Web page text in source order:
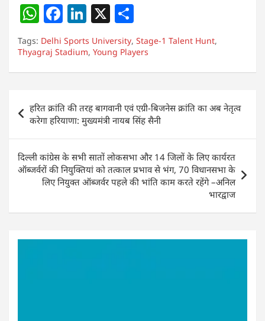
W
h
at
s
p
p
F
a
c
e
o
o
k
Li
n
k
e
n
X
h
ar
e
Tags: Delhi Sports University, Stage-1 Talent Hunt,
Thyagraj Stadium, Young Players
Post
navigation
हरित क्रांति की तरह बागवानी एवं एग्री-बिजनेस क्रांति का अब नेतृत्व
करेगा हरियाणा: मुख्यमंत्री नायब सिंह सैनी
दिल्ली कांग्रेस के सभी सातों लोकसभा और 14 जिलों के लिए कार्यरत
ऑब्जर्वरों की नियुक्तियां को तत्काल प्रभाव से भंग, 70 विधानसभा के
लिए नियुक्त ऑब्जर्वर पहले की भांति काम करते रहेंगे –अनिल
भारद्वाज